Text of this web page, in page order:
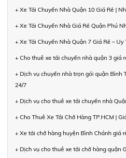
+ Xe Tải Chuyển Nhà Quận 10 Giá Rẻ |
+ Xe Tải Chuyển Nhà Giá Rẻ Quận Phú
+ Xe Tải Chuyển Nhà Quận 7 Giá Rẻ –
+ Cho thuê xe tải chuyển nhà quận 3 giá
+ Dịch vụ chuyển nhà trọn gói quận Bình
24/7
+ Dịch vụ cho thuê xe tải chuyển nhà
+ Cho Thuê Xe Tải Chở Hàng TP.HCM |
+ Xe tải chở hàng huyện Bình Chánh giá
+ Dịch vụ cho thuê xe tải chở hàng quận